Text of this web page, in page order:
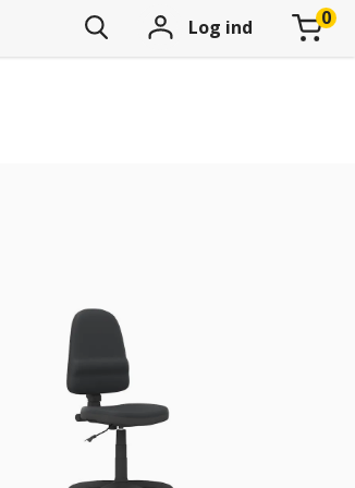
Log ind